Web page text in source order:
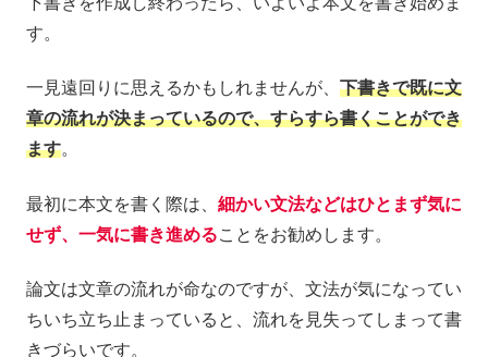
す。
一見遠回りに思えるかもしれませんが、 下書きで既に文
章の流れが決まっているので、すらすら書くことができ
ます。
最初に本文を書く際は、 細かい文法などはひとまず気に
せず、一気に書き進めることをお勧めします。
論文は文章の流れが命なのですが、文法が気になってい
ちいち立ち止まっていると、流れを見失ってしまって書
きづらいです。